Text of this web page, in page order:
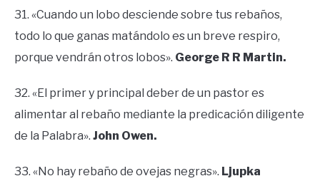
31. «Cuando un lobo desciende sobre tus rebaños,
todo lo que ganas matándolo es un breve respiro,
porque vendrán otros lobos». George R R Martin.
32. «El primer y principal deber de un pastor es
alimentar al rebaño mediante la predicación diligente
de la Palabra». John Owen.
33. «No hay rebaño de ovejas negras». Ljupka